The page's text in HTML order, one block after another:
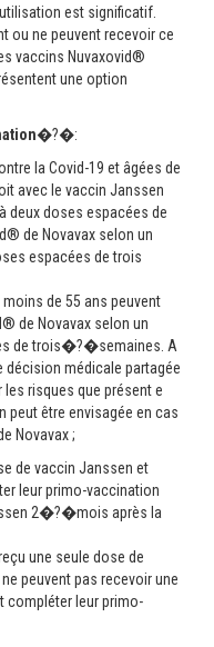
est significatif.
ou ne peuvent recevoir ce
vaccins Nuvaxovid®
une option
�?�:
la Covid-19 et âgées de
avec le vaccin Janssen
deux doses espacées de
de Novavax selon un
espacées de trois
de 55 ans peuvent
de Novavax selon un
de trois�?�semaines. A
décision médicale partagée
risques que présent e
peut être envisagée en cas
Novavax ;
de vaccin Janssen et
leur primo-vaccination
2�?�mois après la
une seule dose de
peuvent pas recevoir une
compléter leur primo-